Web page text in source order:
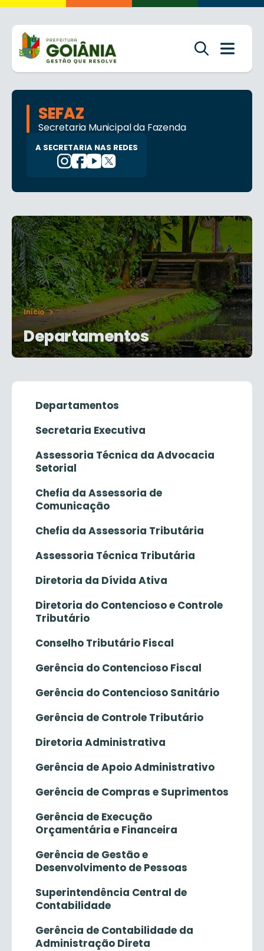
SEFAZ
Secretaria Municipal da Fazenda
A SECRETARIA NAS REDES
Início
Departamentos
Departamentos
Secretaria Executiva
Assessoria Técnica da Advocacia
Setorial
Chefia da Assessoria de
Comunicação
Chefia da Assessoria Tributária
Assessoria Técnica Tributária
Diretoria da Dívida Ativa
Diretoria do Contencioso e Controle
Tributário
Conselho Tributário Fiscal
Gerência do Contencioso Fiscal
Gerência do Contencioso Sanitário
Gerência de Controle Tributário
Diretoria Administrativa
Gerência de Apoio Administrativo
Gerência de Compras e Suprimentos
Gerência de Execução
Orçamentária e Financeira
Gerência de Gestão e
Desenvolvimento de Pessoas
Superintendência Central de
Contabilidade
Gerência de Contabilidade da
Administração Direta